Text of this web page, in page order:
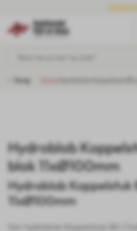
Terug
Hydroblob
blok 11xØ100mm
Hydroblob Koppelstuk
11xØ100mm